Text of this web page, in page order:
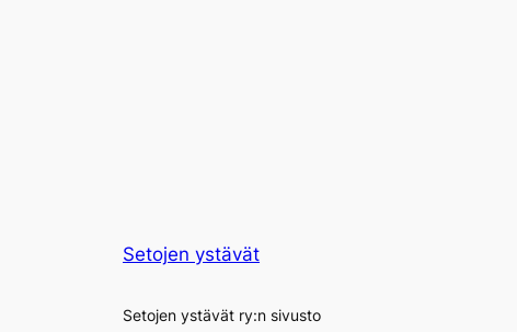
Setojen ystävät
Setojen ystävät ry:n sivusto